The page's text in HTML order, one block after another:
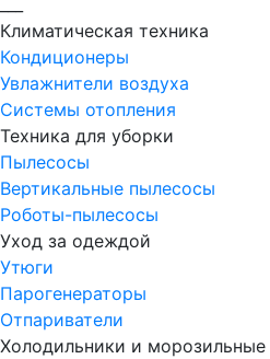
Климатическая техника
Кондиционеры
Увлажнители воздуха
Системы отопления
Техника для уборки
Пылесосы
Вертикальные пылесосы
Роботы-пылесосы
Уход за одеждой
Утюги
Парогенераторы
Отпариватели
Холодильники и